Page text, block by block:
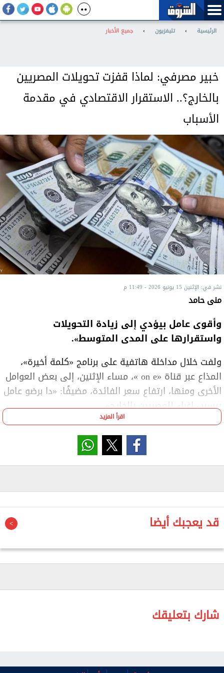
الرئيسية › تليفزيون › جميع الأخبار
خبير مصرفي: لماذا قفزت تحويلات المصريين
بالخارج؟.. الاستقرار الاقتصادي في مقدمة
الأسباب
نشر في: الإثنين 15 يونيو 2026 - 11:49 م
منى حامد
وأقوى عامل بيؤدي إلى زيادة التحويلات
واستقرارها على المدى المتوسط».
ولفت خلال مداخلة هاتفية على برنامج «كلمة أخيرة»،
المذاع عبر قناة «on e »، مساء الإثنين، إلى بعض العوامل
الأخرى ومنها، ارتفاع سعر الفائدة، مضيفًا: «دا برضو عامل
بيسبب إغراء للمصريين بالخارج».
وأوضح تأثير الحرب الإيرانية الأمريكية على تحويلات
المصريين في الخارج، لافتًا إلى تواجد نسبة كبيرة من
العمالة المصرية بالخارج في دول الخليج.
المصريين إن هما يفكروا في مصر كملاذ أكثر أمانًا
واستقرارًا في الفترة اللي فاتت دي».
وأشار إلى عوامل أخرى ومنها زيادة أعداد العاملين
بالخارج، بالإضافة إلى زيادة معدلات النمو والتضخم
بمختلف الدول والتي تؤدي لزيادة دخول المصريين
الاستقرار المشهود في الاقتصاد المصري واستقرار
اقرأ المزيد
قد يعجبك أيضا
شارك بتعليقك